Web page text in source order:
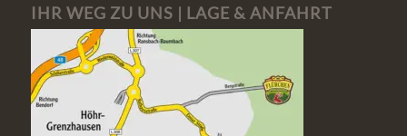
IHR WEG ZU UNS | LAGE & ANFAHRT